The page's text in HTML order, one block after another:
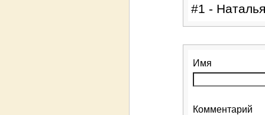
#1 -
Имя
Комментарий